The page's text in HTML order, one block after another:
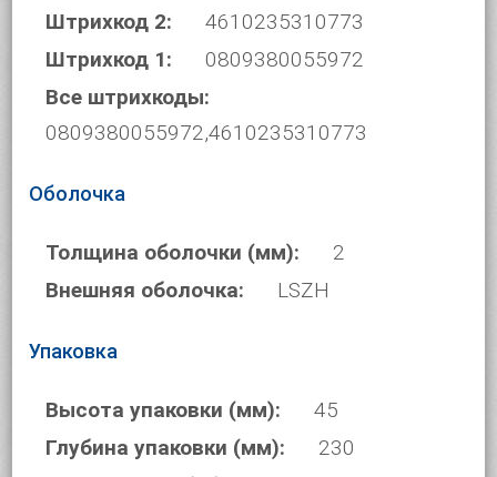
Штрихкод 2:
4610235310773
Штрихкод 1:
0809380055972
Все штрихкоды:
0809380055972,4610235310773
Оболочка
Толщина оболочки (мм):
2
Внешняя оболочка:
LSZH
Упаковка
Высота упаковки (мм):
45
Глубина упаковки (мм):
230